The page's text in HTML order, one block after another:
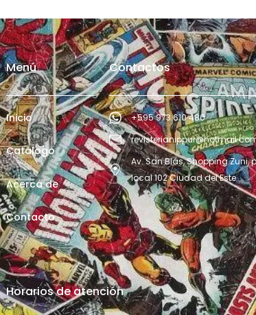
Menú
Inicio
Catálogo
Acerca de
Contacto
Contactos
+595 973 610 480
Av. San Blás, Shopping Zuni,
local 102 Ciudad del Este
Horarios de atención